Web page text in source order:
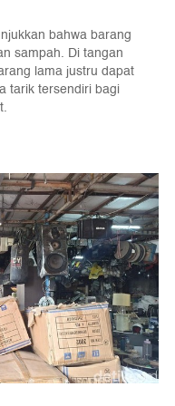
bahwa barang
sampah. Di tangan
lama justru dapat
tarik tersendiri bagi